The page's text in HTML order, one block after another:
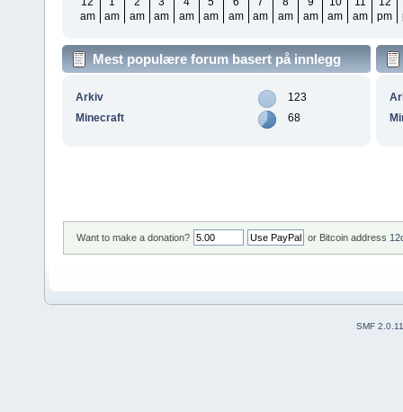
am
am
am
am
am
am
am
am
am
am
am
am
pm
Mest populære forum basert på innlegg
Arkiv
123
Minecraft
68
Want to make a donation? or Bitcoin address
SMF 2.0.11